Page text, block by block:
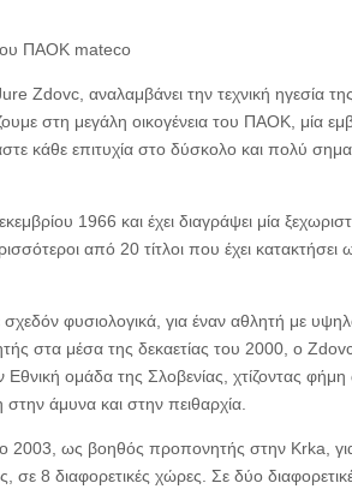
ΠΑΟΚ mateco
Zdovc, αναλαμβάνει την τεχνική ηγεσία
στη μεγάλη οικογένεια του ΠΑΟΚ, μία
κάθε επιτυχία στο δύσκολο και πολύ
1966 και έχει διαγράψει μία
από 20 τίτλοι που έχει κατακτήσει
φυσιολογικά, για έναν αθλητή με
στα μέσα της δεκαετίας του 2000, ο
ομάδα της Σλοβενίας, χτίζοντας
άμυνα και στην πειθαρχία.
2003, ως βοηθός προπονητής στην Κrka,
σε 8 διαφορετικές χώρες. Σε δύο